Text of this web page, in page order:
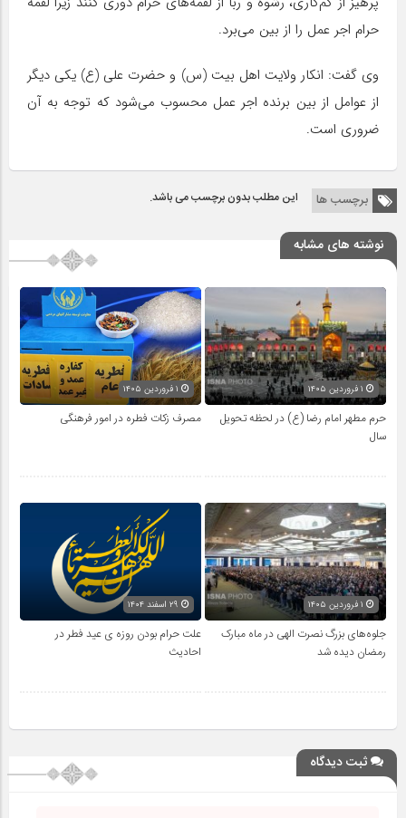
حرام اجر عمل را از بین می‌برد.
وی گفت: انکار ولایت اهل بیت (س) و حضرت علی (ع) یکی دیگر
از عوامل از بین برنده اجر عمل محسوب می‌شود که توجه به آن
ضروری است.
برچسب ها این مطلب بدون برچسب می باشد.
نوشته های مشابه
حرم مطهر امام رضا (ع) در لحظه تحویل
سال
مصرف زکات فطره در امور فرهنگی
جلوه‌های بزرگ نصرت الهی در ماه مبارک
رمضان دیده شد
علت حرام بودن روزه ی عید فطر در
احادیث
ثبت دیدگاه